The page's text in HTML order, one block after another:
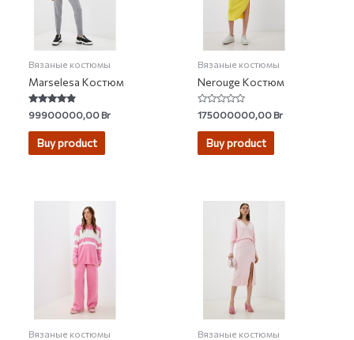
Вязаные костюмы
Marselesa Костюм
Rated
4.60
out of 5
99900000,00Br
Buy product
Вязаные костюмы
Nerouge Костюм
Rated
0
out
175000000,00Br
Buy product
Вязаные костюмы Вязаные костюмы